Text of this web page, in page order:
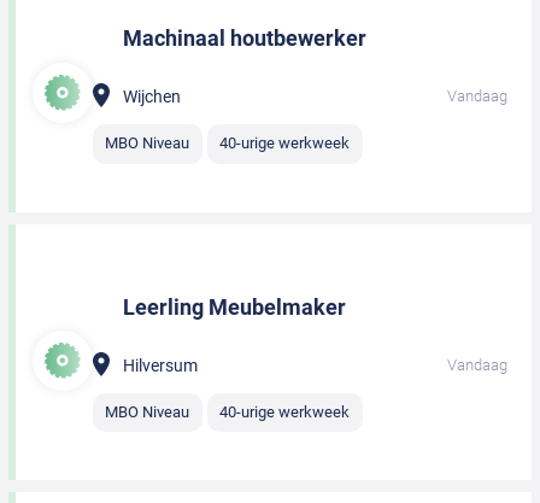
Machinaal houtbewerker
Wijchen Vandaag
MBO Niveau 40-urige werkweek
Leerling Meubelmaker
Hilversum Vandaag
MBO Niveau 40-urige werkweek